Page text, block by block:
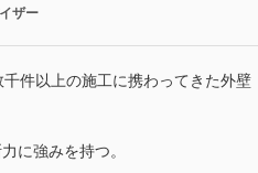
ザー
件以上の施工に携わってきた外壁
に強みを持つ。